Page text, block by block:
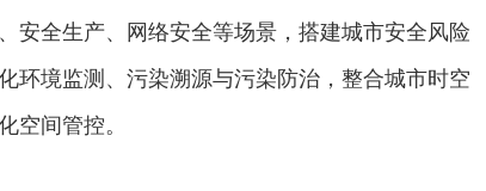
安全生产、网络安全等场景，搭建城市安全风险
环境监测、污染溯源与污染防治，整合城市时空
空间管控。